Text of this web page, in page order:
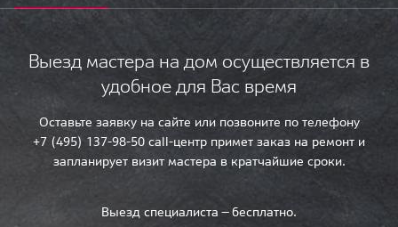
Выезд мастера на дом осуществляется в
удобное для Вас время
Оставьте заявку на сайте или позвоните по телефону
+7 (495) 137-98-50 call-центр примет заказ на ремонт и
запланирует визит мастера в кратчайшие сроки.
Выезд специалиста — бесплатно.